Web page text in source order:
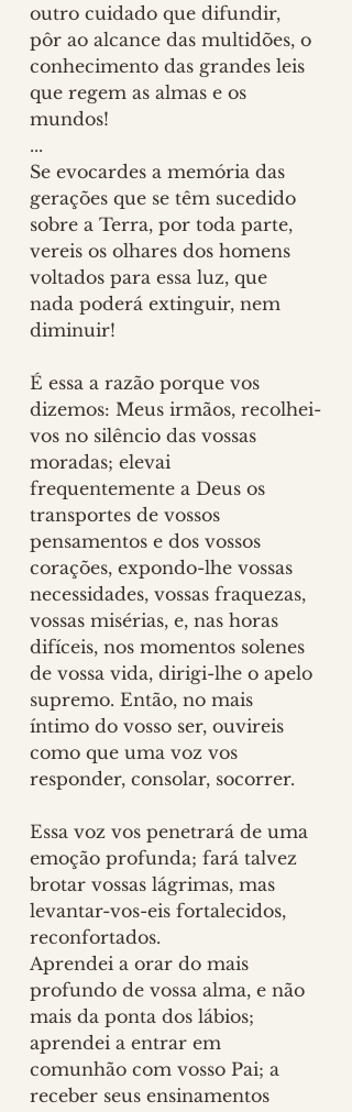
outro cuidado que difundir,
pôr ao alcance das multidões, o
conhecimento das grandes leis
que regem as almas e os
mundos!
...
Se evocardes a memória das
gerações que se têm sucedido
sobre a Terra, por toda parte,
vereis os olhares dos homens
voltados para essa luz, que
nada poderá extinguir, nem
diminuir!
É essa a razão porque vos
dizemos: Meus irmãos, recolhei-
vos no silêncio das vossas
moradas; elevai
frequentemente a Deus os
transportes de vossos
pensamentos e dos vossos
corações, expondo-lhe vossas
necessidades, vossas fraquezas,
vossas misérias, e, nas horas
difíceis, nos momentos solenes
de vossa vida, dirigi-lhe o apelo
supremo. Então, no mais
íntimo do vosso ser, ouvireis
como que uma voz vos
responder, consolar, socorrer.
Essa voz vos penetrará de uma
emoção profunda; fará talvez
brotar vossas lágrimas, mas
levantar-vos-eis fortalecidos,
reconfortados.
Aprendei a orar do mais
profundo de vossa alma, e não
mais da ponta dos lábios;
aprendei a entrar em
comunhão com vosso Pai; a
receber seus ensinamentos